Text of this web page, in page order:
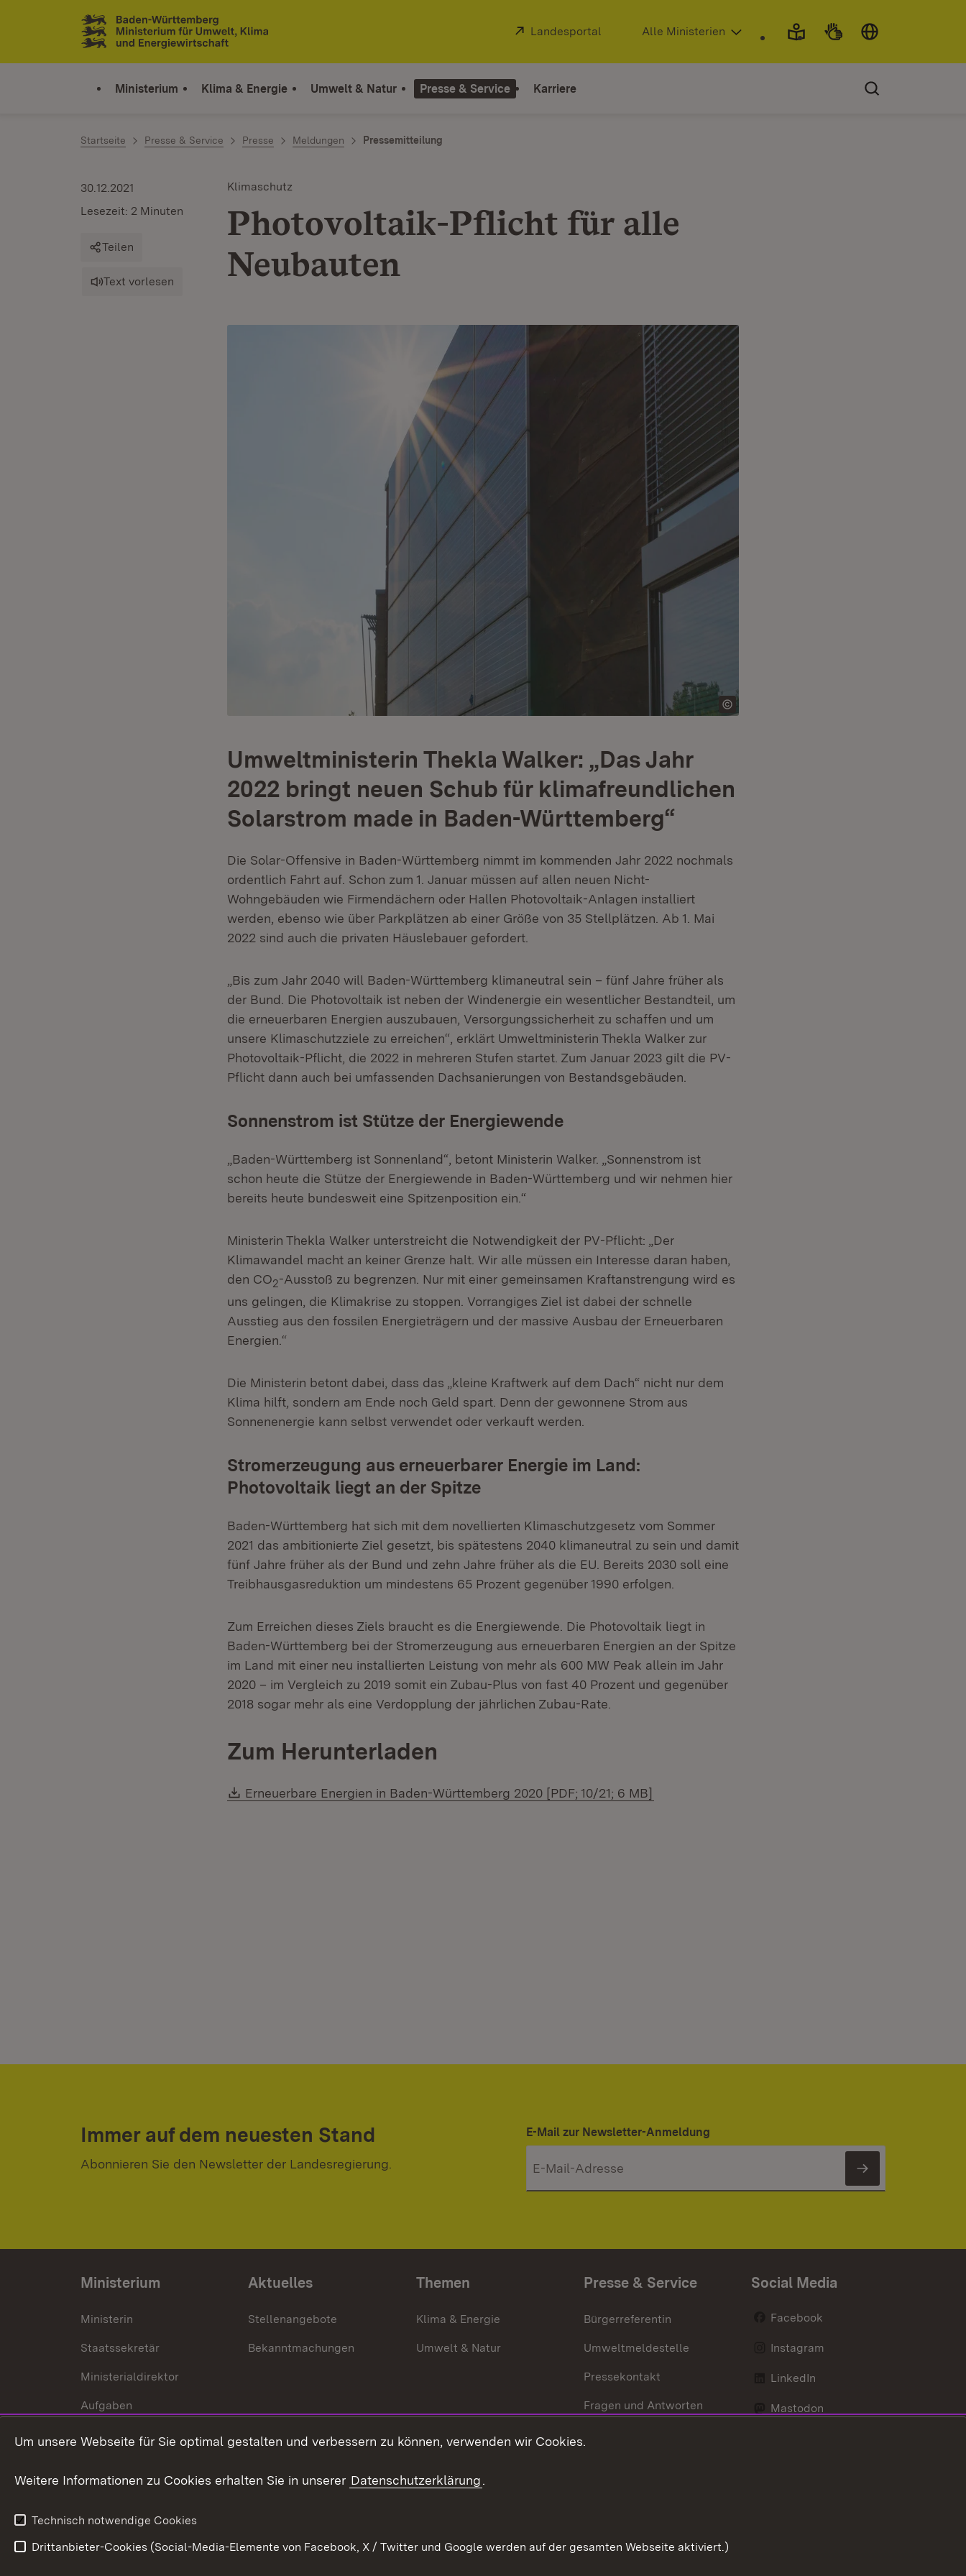
Zum Inhalt springen
Link zur Startseite
Extern:
Landesportal (Öffnet in neuem Fenster)
Alle Ministerien
Ministerium Klima & Energie Umwelt & Natur Presse & Service Karriere
Startseite Presse & Service Presse Meldungen Pressemitteilung
Klimaschutz
Photovoltaik-Pflicht für alle
Neubauten
30.12.2021
Lesezeit: 2 Minuten
Teilen
Text vorlesen
Umweltministerin Thekla Walker: „Das Jahr
2022 bringt neuen Schub für klimafreundlichen
Solarstrom made in Baden-Württemberg“
Die Solar-Offensive in Baden-Württemberg nimmt im kommenden Jahr 2022 nochmals
ordentlich Fahrt auf. Schon zum 1. Januar müssen auf allen neuen Nicht-
Wohngebäuden wie Firmendächern oder Hallen Photovoltaik-Anlagen installiert
werden, ebenso wie über Parkplätzen ab einer Größe von 35 Stellplätzen. Ab 1. Mai
2022 sind auch die privaten Häuslebauer gefordert.
„Bis zum Jahr 2040 will Baden-Württemberg klimaneutral sein – fünf Jahre früher als
der Bund. Die Photovoltaik ist neben der Windenergie ein wesentlicher Bestandteil, um
die erneuerbaren Energien auszubauen, Versorgungssicherheit zu schaffen und um
unsere Klimaschutzziele zu erreichen“, erklärt Umweltministerin Thekla Walker zur
Photovoltaik-Pflicht, die 2022 in mehreren Stufen startet. Zum Januar 2023 gilt die PV-
Pflicht dann auch bei umfassenden Dachsanierungen von Bestandsgebäuden.
Sonnenstrom ist Stütze der Energiewende
„Baden-Württemberg ist Sonnenland“, betont Ministerin Walker. „Sonnenstrom ist
schon heute die Stütze der Energiewende in Baden-Württemberg und wir nehmen hier
bereits heute bundesweit eine Spitzenposition ein.“
Ministerin Thekla Walker unterstreicht die Notwendigkeit der PV-Pflicht: „Der
Klimawandel macht an keiner Grenze halt. Wir alle müssen ein Interesse daran haben,
den CO2-Ausstoß zu begrenzen. Nur mit einer gemeinsamen Kraftanstrengung wird es
uns gelingen, die Klimakrise zu stoppen. Vorrangiges Ziel ist dabei der schnelle
Ausstieg aus den fossilen Energieträgern und der massive Ausbau der Erneuerbaren
Energien.“
Die Ministerin betont dabei, dass das „kleine Kraftwerk auf dem Dach“ nicht nur dem
Klima hilft, sondern am Ende noch Geld spart. Denn der gewonnene Strom aus
Sonnenenergie kann selbst verwendet oder verkauft werden.
Stromerzeugung aus erneuerbarer Energie im Land:
Photovoltaik liegt an der Spitze
Baden-Württemberg hat sich mit dem novellierten Klimaschutzgesetz vom Sommer
2021 das ambitionierte Ziel gesetzt, bis spätestens 2040 klimaneutral zu sein und damit
fünf Jahre früher als der Bund und zehn Jahre früher als die EU. Bereits 2030 soll eine
Treibhausgasreduktion um mindestens 65 Prozent gegenüber 1990 erfolgen.
Zum Erreichen dieses Ziels braucht es die Energiewende. Die Photovoltaik liegt in
Baden-Württemberg bei der Stromerzeugung aus erneuerbaren Energien an der Spitze
im Land mit einer neu installierten Leistung von mehr als 600 MW Peak allein im Jahr
2020 – im Vergleich zu 2019 somit ein Zubau-Plus von fast 40 Prozent und gegenüber
2018 sogar mehr als eine Verdopplung der jährlichen Zubau-Rate.
Zum Herunterladen
Download:
Erneuerbare Energien in Baden-Württemberg 2020 [PDF; 10/21; 6 MB]
Immer auf dem neuesten Stand
Abonnieren Sie den Newsletter der Landesregierung.
E-Mail zur Newsletter-Anmeldung
Newsletter
Ministerium
Ministerin
Staatssekretär
Ministerialdirektor
Aufgaben
Internationale
Aktuelles
Stellenangebote
Bekanntmachungen
Themen
Klima & Energie
Umwelt & Natur
Presse & Service
Bürgerreferentin
Umweltmeldestelle
Pressekontakt
Fragen und Antworten
Social Media
Facebook
Instagram
LinkedIn
Mastodon
Um unsere Webseite für Sie optimal gestalten und verbessern zu können, verwenden wir Cookies.
Weitere Informationen zu Cookies erhalten Sie in unserer Datenschutzerklärung.
Technisch notwendige Cookies
Drittanbieter-Cookies (Social-Media-Elemente von Facebook, X / Twitter und Google werden auf der gesamten Webseite aktiviert.)